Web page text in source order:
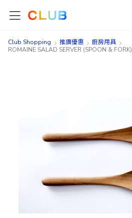
Club Shopping 推廣優惠
廚房用具
ROMAINE SALAD SERVER (SPOON & FORK)